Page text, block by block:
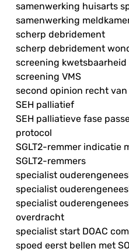
samenwerking huisarts
samenwerking
scherp debridement
scherp debridement
screening kwetsbaarheid
screening VMS
second opinion recht
SEH palliatief
SEH palliatieve fase
protocol
SGLT2-remmer indicatie
SGLT2-remmers
specialist
specialist
specialist
overdracht
specialist start DOAC
spoed eerst bellen met SO